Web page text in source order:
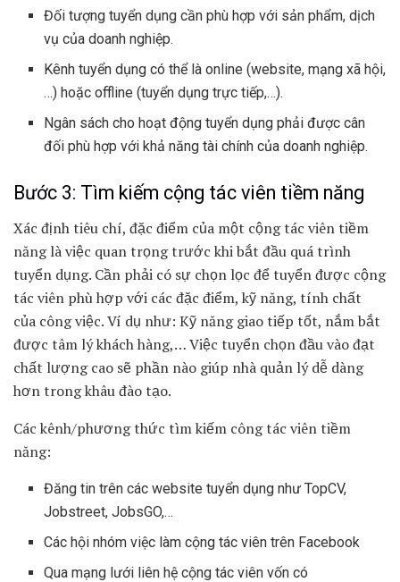
Đối tượng tuyển dụng cần phù hợp với sản phẩm, dịch
vụ của doanh nghiệp.
Kênh tuyển dụng có thể là online (website, mạng xã hội,
…) hoặc offline (tuyển dụng trực tiếp,…).
Ngân sách cho hoạt động tuyển dụng phải được cân
đối phù hợp với khả năng tài chính của doanh nghiệp.
Bước 3: Tìm kiếm cộng tác viên tiềm năng
Xác định tiêu chí, đặc điểm của một cộng tác viên tiềm
năng là việc quan trọng trước khi bắt đầu quá trình
tuyển dụng. Cần phải có sự chọn lọc để tuyển được cộng
tác viên phù hợp với các đặc điểm, kỹ năng, tính chất
của công việc. Ví dụ như: Kỹ năng giao tiếp tốt, nắm bắt
được tâm lý khách hàng,… Việc tuyển chọn đầu vào đạt
chất lượng cao sẽ phần nào giúp nhà quản lý dễ dàng
hơn trong khâu đào tạo.
Các kênh/phương thức tìm kiếm công tác viên tiềm
năng:
Đăng tin trên các website tuyển dụng như TopCV,
Jobstreet, JobsGO,…
Các hội nhóm việc làm cộng tác viên trên Facebook
Qua mạng lưới liên hệ cộng tác viên vốn có